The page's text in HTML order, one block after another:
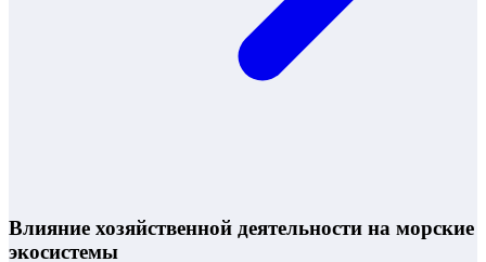
Влияние хозяйственной деятельности на морские
экосистемы